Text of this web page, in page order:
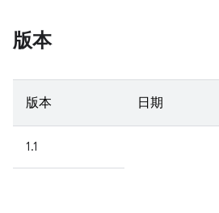
版本
版本 日期
1.1